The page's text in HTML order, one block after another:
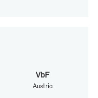
VbF
Aus­tria